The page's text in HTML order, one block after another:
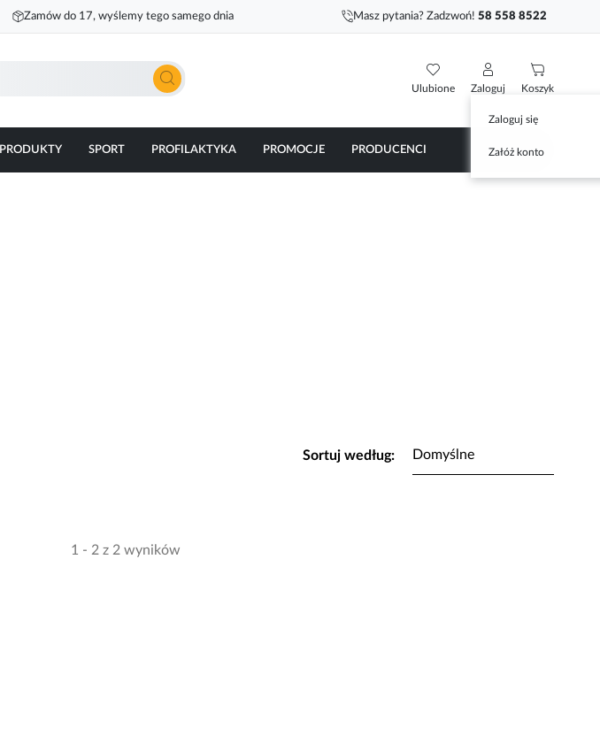
Zamów do 17, wyślemy tego samego dnia Masz pytania? Zadzwoń! 58 558 8522
Szukaj
Ulubione
Zaloguj
Zaloguj się
Załóż konto
Koszyk
PRODUKTY SPORT PROFILAKTYKA PROMOCJE PRODUCENCI
Sortuj według:
1 - 2 z 2 wyników